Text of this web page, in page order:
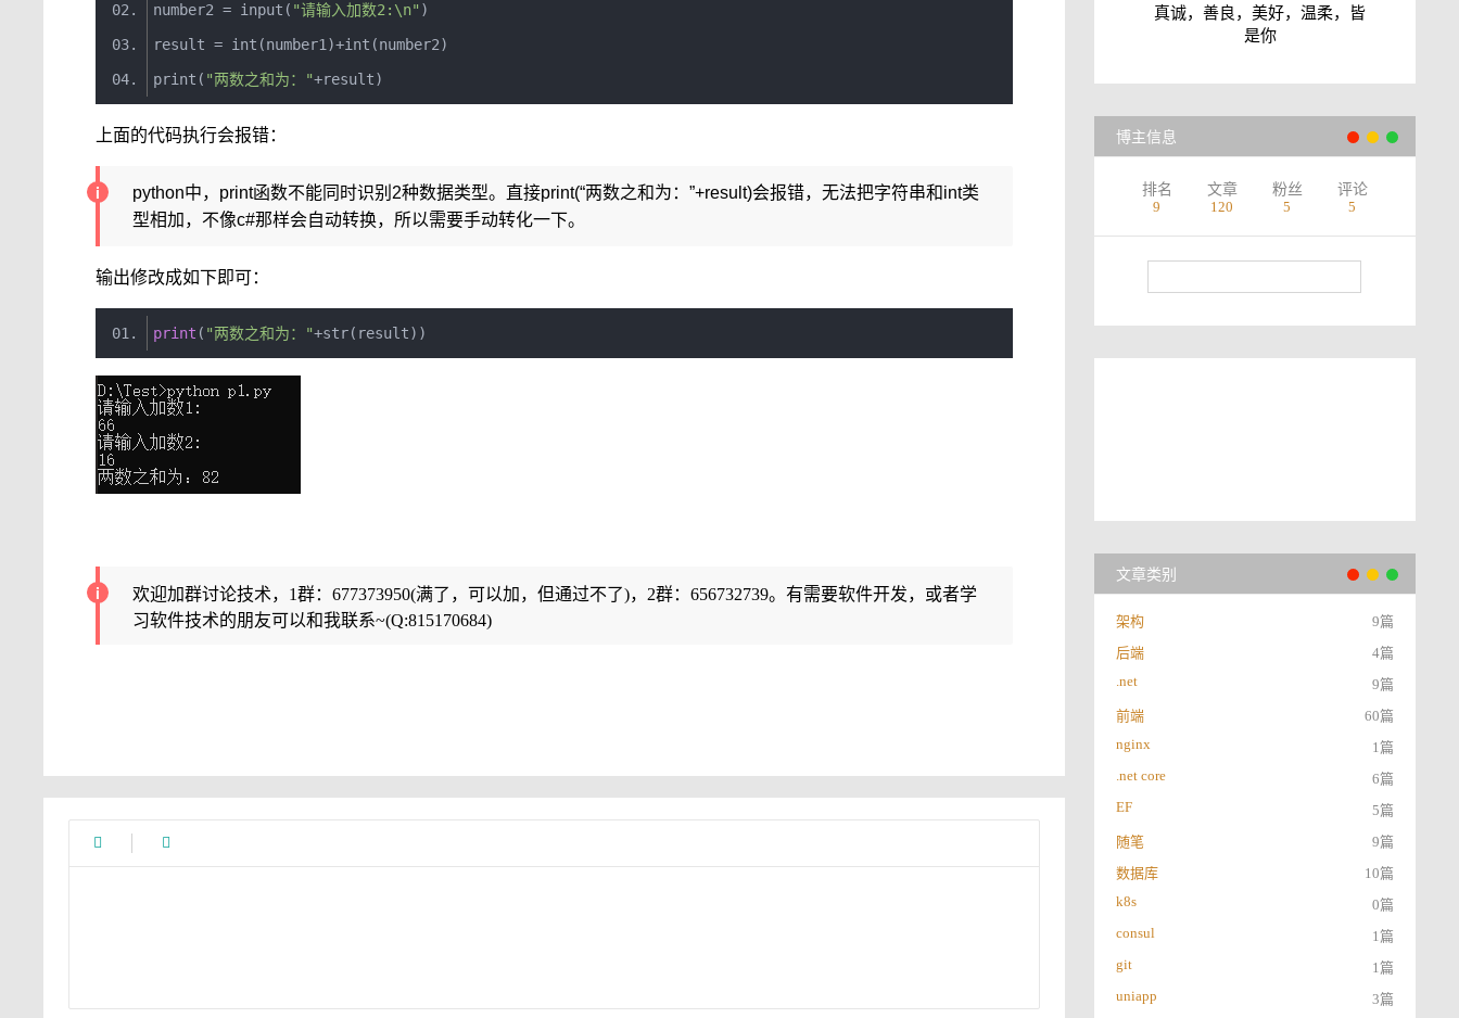
number2 = input ( "请输入加数2:\n" )
result = int (number1 )+int (number2)
print ( "两数之和为："+result)
上面的代码执行会报错：
python中，print函数不能同时识别2种数据类型。直接print(“两数之和为：”+result)会报错，无法把字符串和int类
型相加，不像c#那样会自动转换，所以需要手动转化一下。
输出修改成如下即可：
print ( "两数之和为："+str( result))
欢迎加群讨论技术，1群：677373950(满了，可以加，但通过不了)，2群：656732739。有需要软件开发，或者学
习软件技术的朋友可以和我联系~(Q:815170684)
 
真诚，善良，美好，温柔，皆
是你
博主信息
排名
9
文章
120
粉丝
5
评论
5
文章类别
架构
9篇
后端
4篇
.net
9篇
前端
60篇
nginx
1篇
.net core
6篇
EF
5篇
随笔
9篇
数据库
10篇
k8s
0篇
consul
1篇
git
1篇
uniapp
3篇